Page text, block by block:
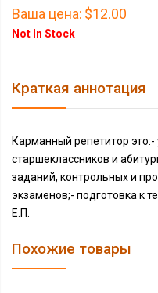
Ваша цена: $12.00
Not In Stock
Краткая аннотация
Карманный репетитор
старшеклассников и
заданий, контрольных и
экзаменов;- подготовка к
Е.П.
Похожие товары